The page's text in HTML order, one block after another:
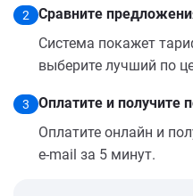
2
Сравните
Система покажет
выберите лучший по
3
Оплатите и получите
Оплатите онлайн и
e-mail за 5 минут.